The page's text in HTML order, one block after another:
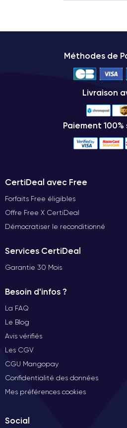
Méthodes de
Livraison
Paiement 100%
CertiDeal avec Free
Forfaits Free éligibles
Offre Free X CertiDeal
Démocratiser le reconditionné
Services CertiDeal
Garantie 30 Mois
Besoin d'infos ?
La FAQ
Le Blog
Avis vérifiés
Les CGV
CGU Mangopay
Confidentialité des données
Mes préférences cookies
Social